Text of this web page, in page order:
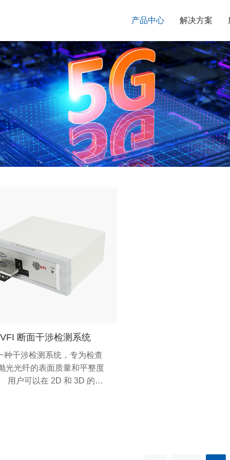
产品中心 解决方案
断面干涉检测系统
种干涉检测系统，专为检查
光光纤的表面质量和平整度
用户可以在 2D 和 3D 的各